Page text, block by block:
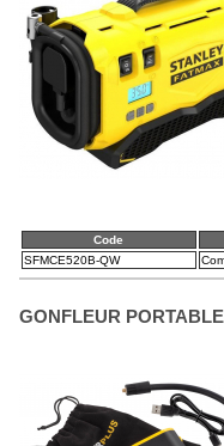
Code
SFMCE520B-QW
GONFLEUR